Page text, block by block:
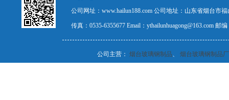
公司网址：www.hailun188.com 公司地址：山东省烟台市
传真：0535-6355677 Email：ythailunhuagong@163.com 邮
公司主营： 烟台玻璃钢制品、 烟台玻璃钢制品厂